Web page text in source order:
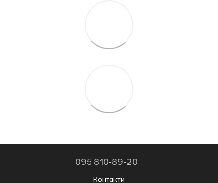
095 810-89-20
Контакти